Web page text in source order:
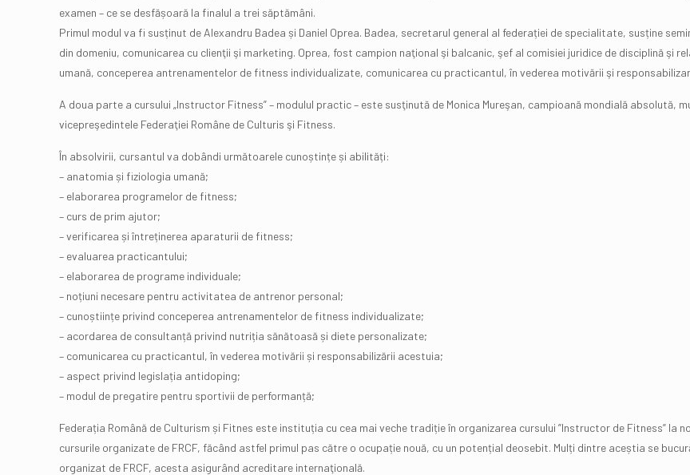
examen – ce se desfășoară la finalul a trei săptămâni.
Primul modul va fi susținut de Alexandru Badea și Daniel Oprea. Badea, secretarul general al federației de specialitate, susține
din domeniu, comunicarea cu clienţii şi marketing. Oprea, fost campion naţional şi balcanic, şef al comisiei juridice de disciplină şi
umană, conceperea antrenamentelor de fitness individualizate, comunicarea cu practicantul, în vederea motivării şi
A doua parte a cursului „Instructor Fitness” – modulul practic – este susţinută de Monica Mureşan, campioană mondială absolută,
vicepreşedintele Federaţiei Române de Culturis şi Fitness.
În absolvirii, cursantul va dobândi următoarele cunoștințe și abilități:
– anatomia și fiziologia umană;
– elaborarea programelor de fitness;
– curs de prim ajutor;
– verificarea și întreținerea aparaturii de fitness;
– evaluarea practicantului;
– elaborarea de programe individuale;
– noțiuni necesare pentru activitatea de antrenor personal;
– cunoștiințe privind conceperea antrenamentelor de fitness individualizate;
– acordarea de consultanță privind nutriția sănătoasă și diete personalizate;
– comunicarea cu practicantul, în vederea motivării și responsabilizării acestuia;
– aspect privind legislația antidoping;
– modul de pregatire pentru sportivii de performanță;
Federația Română de Culturism și Fitnes este instituția cu cea mai veche tradiție în organizarea cursului ”Instructor de Fitness” la
cursurile organizate de FRCF, făcând astfel primul pas către o ocupație nouă, cu un potențial deosebit. Mulți dintre aceștia se
organizat de FRCF, acesta asigurând acreditare internaţională.